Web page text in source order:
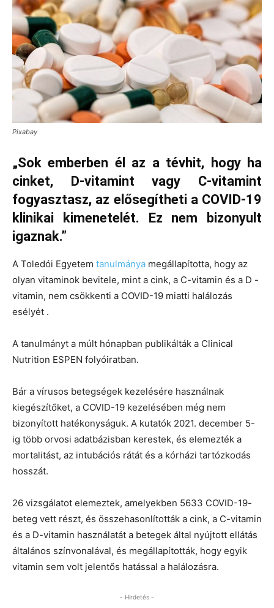
Pixabay
„Sok emberben él az a tévhit, hogy ha
cinket, D-vitamint vagy C-vitamint
fogyasztasz, az elősegítheti a COVID-19
klinikai kimenetelét. Ez nem bizonyult
igaznak.”
A Toledói Egyetem tanulmánya megállapította, hogy az
olyan vitaminok bevitele, mint a cink, a C-vitamin és a D -
vitamin, nem csökkenti a COVID-19 miatti halálozás
esélyét .
A tanulmányt a múlt hónapban publikálták a Clinical
Nutrition ESPEN folyóiratban.
Bár a vírusos betegségek kezelésére használnak
kiegészítőket, a COVID-19 kezelésében még nem
bizonyított hatékonyságuk. A kutatók 2021. december 5-
ig több orvosi adatbázisban kerestek, és elemezték a
mortalitást, az intubációs rátát és a kórházi tartózkodás
hosszát.
26 vizsgálatot elemeztek, amelyekben 5633 COVID-19-
beteg vett részt, és összehasonlították a cink, a C-vitamin
és a D-vitamin használatát a betegek által nyújtott ellátás
általános színvonalával, és megállapították, hogy egyik
vitamin sem volt jelentős hatással a halálozásra.
- Hirdetés -